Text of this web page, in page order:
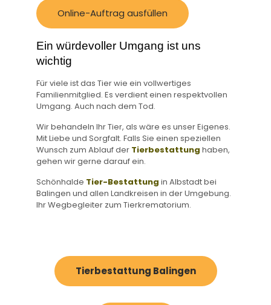
Online-Auftrag ausfüllen
Ein würdevoller Umgang ist uns
wichtig
Für viele ist das Tier wie ein vollwertiges
Familienmitglied. Es verdient einen respektvollen
Umgang. Auch nach dem Tod.
Wir behandeln Ihr Tier, als wäre es unser Eigenes.
Mit Liebe und Sorgfalt. Falls Sie einen speziellen
Wunsch zum Ablauf der Tierbestattung haben,
gehen wir gerne darauf ein.
Schönhalde Tier-Bestattung in Albstadt bei
Balingen und allen Landkreisen in der Umgebung.
Ihr Wegbegleiter zum Tierkrematorium.
Tierbestattung Balingen